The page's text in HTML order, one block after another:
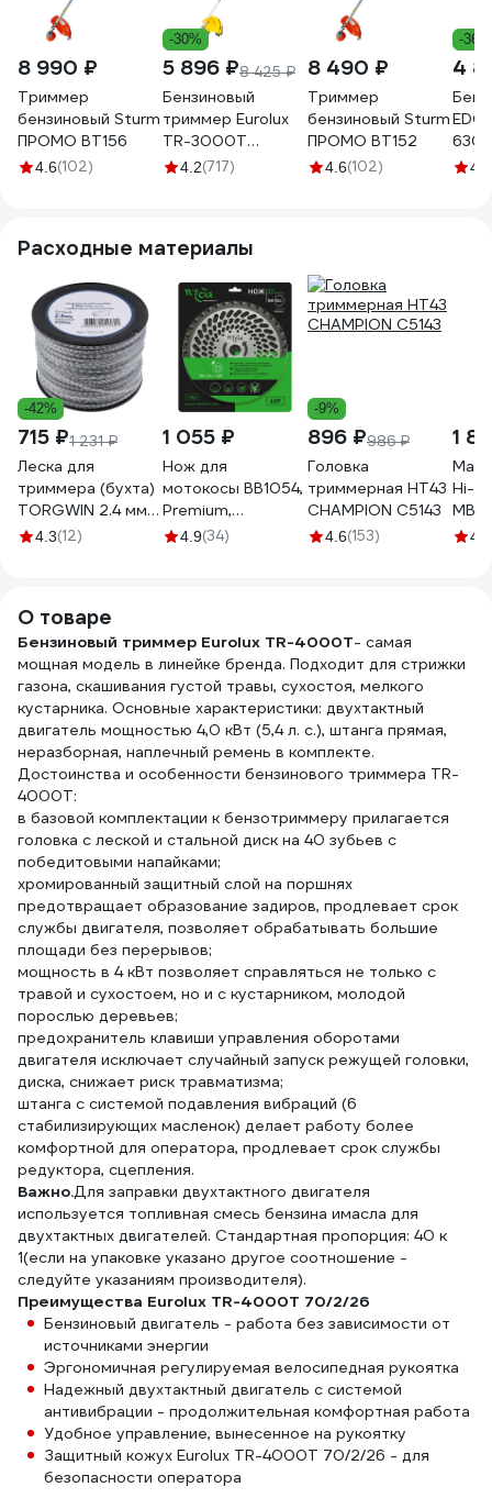
8 990 ₽
Триммер
бензиновый Sturm
ПРОМО BT156
4.6(102)
-30%
5 896 ₽8 425 ₽
Бензиновый
триммер Eurolux
TR-3000T
70/2/25
4.2(717)
8 490 ₽
Триммер
бензиновый Sturm
ПРОМО BT152
4.6(102)
-36%
4
630/
4.2
Расходные материалы
-42%
715 ₽1 231 ₽
Леска для
триммера (бухта)
TORGWIN 2.4 мм
200м витая с
S28520
4.3(12)
1 055 ₽
Нож для
мотокосы BB1054,
Premium,
255x25,4x40T,
4.9(34)
-9%
896 ₽986 ₽
Головка
триммерная HT43
CHAMPION C5143
4.6(153)
1
Hi-
4.7
О товаре
Бензиновый триммер Eurolux TR-4000T- самая
мощная модель в линейке бренда. Подходит для стрижки
газона, скашивания густой травы, сухостоя, мелкого
кустарника. Основные характеристики: двухтактный
двигатель мощностью 4,0 кВт (5,4 л. с.), штанга прямая,
неразборная, наплечный ремень в комплекте.
Достоинства и особенности бензинового триммера TR-
4000T:
в базовой комплектации к бензотриммеру прилагается
головка с леской и стальной диск на 40 зубьев с
победитовыми напайками;
хромированный защитный слой на поршнях
предотвращает образование задиров, продлевает срок
службы двигателя, позволяет обрабатывать большие
площади без перерывов;
мощность в 4 кВт позволяет справляться не только с
травой и сухостоем, но и с кустарником, молодой
порослью деревьев;
предохранитель клавиши управления оборотами
двигателя исключает случайный запуск режущей головки,
диска, снижает риск травматизма;
штанга с системой подавления вибраций (6
стабилизирующих масленок) делает работу более
комфортной для оператора, продлевает срок службы
редуктора, сцепления.
Важно.Для заправки двухтактного двигателя
используется топливная смесь бензина имасла для
двухтактных двигателей. Стандартная пропорция: 40 к
1(если на упаковке указано другое соотношение -
следуйте указаниям производителя).
Преимущества Eurolux TR-4000T 70/2/26
Бензиновый двигатель - работа без зависимости от
источниками энергии
Эргономичная регулируемая велосипедная рукоятка
Надежный двухтактный двигатель с системой
антивибрации - продолжительная комфортная работа
Удобное управление, вынесенное на рукоятку
Защитный кожух Eurolux TR-4000T 70/2/26 - для
безопасности оператора